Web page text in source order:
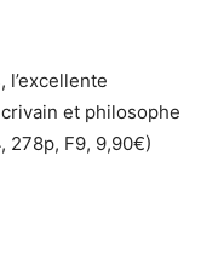
l’excellente
et philosophe
278p, F9, 9,90€)